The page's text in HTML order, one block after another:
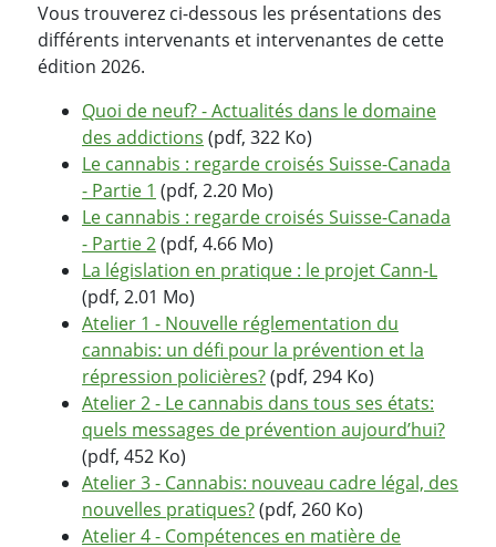
Vous trouverez ci-dessous les présentations des
différents intervenants et intervenantes de cette
édition 2026.
Quoi de neuf? - Actualités dans le domaine
des addictions (pdf, 322 Ko)
Le cannabis : regarde croisés Suisse-Canada
- Partie 1 (pdf, 2.20 Mo)
Le cannabis : regarde croisés Suisse-Canada
- Partie 2(pdf, 4.66 Mo)
La législation en pratique : le projet Cann-L
(pdf, 2.01 Mo)
Atelier 1 - Nouvelle réglementation du
cannabis: un défi pour la prévention et la
répression policières?(pdf, 294 Ko)
Atelier 2 - Le cannabis dans tous ses états:
quels messages de prévention aujourd’hui?
(pdf, 452 Ko)
Atelier 3 - Cannabis: nouveau cadre légal, des
nouvelles pratiques?(pdf, 260 Ko)
Atelier 4 - Compétences en matière de